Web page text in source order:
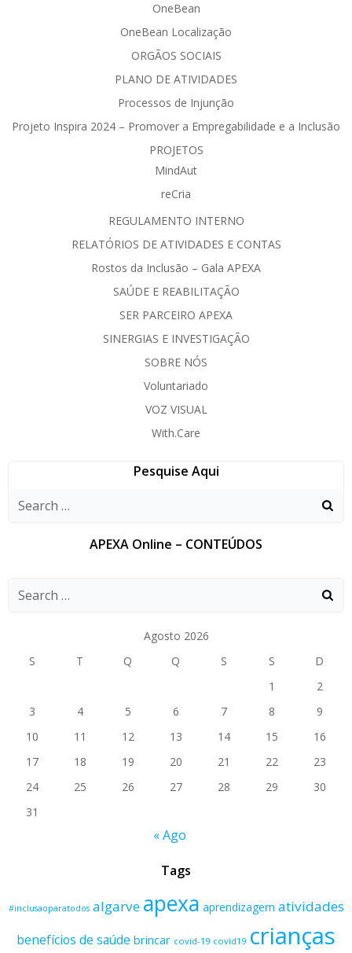
OneBean
OneBean Localização
ORGÃOS SOCIAIS
PLANO DE ATIVIDADES
Processos de Injunção
Projeto Inspira 2024 – Promover a Empregabilidade e a Inclusão
PROJETOS
MindAut
reCria
REGULAMENTO INTERNO
RELATÓRIOS DE ATIVIDADES E CONTAS
Rostos da Inclusão – Gala APEXA
SAÚDE E REABILITAÇÃO
SER PARCEIRO APEXA
SINERGIAS E INVESTIGAÇÃO
SOBRE NÓS
Voluntariado
VOZ VISUAL
With.Care
Pesquise Aqui
APEXA Online – CONTEÚDOS
Agosto 2026
S
T Q Q S S
D
1
2
3
4 5 6 7 8
9
10
11 12 13 14 15
16
17
18 19 20 21 22
23
24
25 26 27 28 29
30
31
« Ago
Tags
#inclusaoparatodos algarve apexa aprendizagem atividades
benefícios de saúde brincar covid-19 covid19 crianças